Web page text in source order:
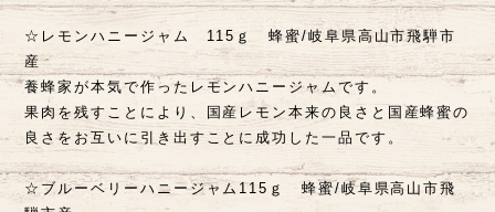
☆レモンハニージャム 115ｇ 蜂蜜/岐阜県高山市飛騨市
産
養蜂家が本気で作ったレモンハニージャムです。
果肉を残すことにより、国産レモン本来の良さと国産蜂蜜の
良さをお互いに引き出すことに成功した一品です。
☆ブルーベリーハニージャム115ｇ 蜂蜜/岐阜県高山市飛